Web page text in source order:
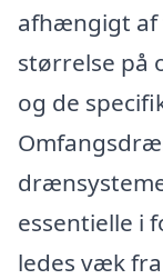
afhængigt af
størrelse på
og de
essentielle i
ledes væk